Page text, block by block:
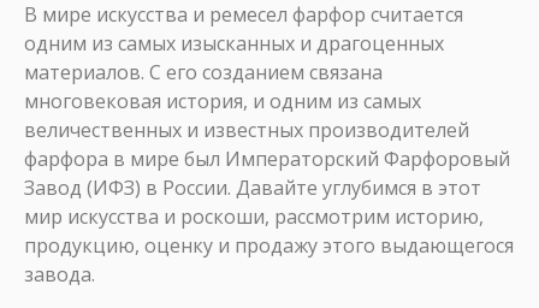
В мире искусства и ремесел фарфор считается
одним из самых изысканных и драгоценных
материалов. С его созданием связана
многовековая история, и одним из самых
величественных и известных производителей
фарфора в мире был Императорский Фарфоровый
Завод (ИФЗ) в России. Давайте углубимся в этот
мир искусства и роскоши, рассмотрим историю,
продукцию, оценку и продажу этого выдающегося
завода.